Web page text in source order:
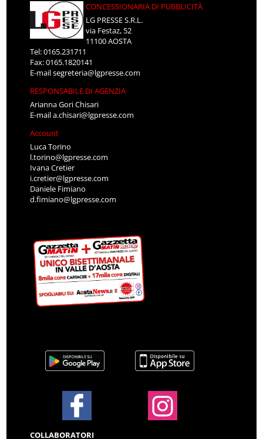
CONCESSIONARIA DI PUBBLICITÀ
LG PRESSE S.R.L.
via Festaz, 52
11100 AOSTA
Tel: 0165.231711
Fax: 0165.1820141
E-mailsegreteria@lgpresse.com
RESPONSABILE DI AGENZIA
Arianna Gori Chisari
E-maila.chisari@lgpresse.com
Account
Luca Torino
l.torino@lgpresse.com
Ivana Cretier
i.cretier@lgpresse.com
Daniele Fimiano
d.fimiano@lgpresse.com
COLLABORATORI